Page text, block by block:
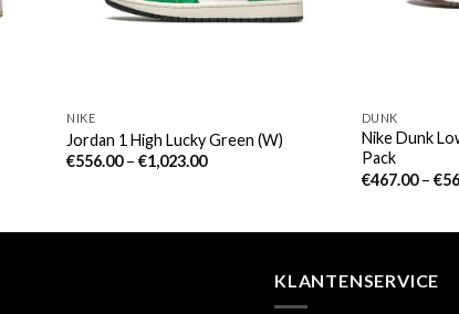
NIKE
Jordan 1 High Lucky Green (W)
€556.00–€1,023.00
DUNK
Nike Dunk
Pack
€467.00– €
KLANTENSERVICE